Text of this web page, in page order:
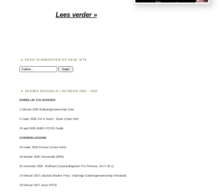
Lees verder »
ZOEK IN BERICHTEN OP DEZE SITE
Zoeken:
AGENDA MUZIKALE LEZINGEN 2026 – 2027
EINDELIJK VOLWASSEN
1 februari 2026 Walkartgemeenschap Zeist
5 maart 2026 ‘Zin in Soest’, Soest (Open Hof)
24 april 2026 ANBO-PCOB Zwolle
OVERWELDIGEND
24 maart 2026 Emmen (Grote Kerk)
18 oktober 2026 Varsseveld (NPB)
22 november 2026 Wolfheze (Opstandingskerk Pro Persona, 16-17.30 u)
14 februari 2027 Lelystad (theater Posa, Vrijzinnige Geloofsgemeenschap Flevoland)
18 februari 2027 Joure (PKN)